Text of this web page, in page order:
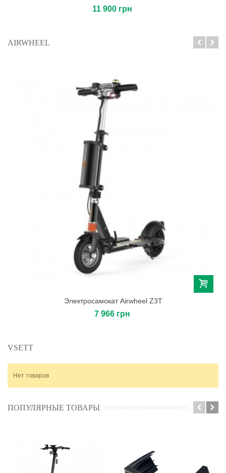
11 900 грн
AIRWHEEL
Электросамокат Airwheel Z3T
7 966 грн
VSETT
Нет товаров
ПОПУЛЯРНЫЕ ТОВАРЫ